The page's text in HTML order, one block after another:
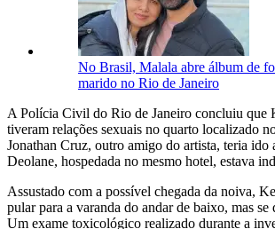
No Brasil, Malala abre álbum de
marido no Rio de Janeiro
A Polícia Civil do Rio de Janeiro concluiu que
tiveram relações sexuais no quarto localizado
Jonathan Cruz, outro amigo do artista, teria ido
Deolane, hospedada no mesmo hotel, estava
Assustado com a possível chegada da noiva,
pular para a varanda do andar de baixo, mas
Um exame toxicológico realizado durante a